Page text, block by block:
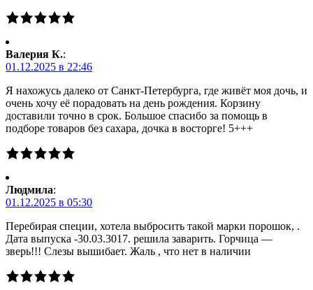
Валерия К.:
01.12.2025 в 22:46
Я нахожусь далеко от Санкт-Петербурга, где живёт моя дочь, и
очень хочу её порадовать на день рождения. Корзину
доставили точно в срок. Большое спасибо за помощь в
подборе товаров без сахара, дочка в восторге! 5+++
Людмила:
01.12.2025 в 05:30
Перебирая специи, хотела выбросить такой марки порошок, .
Дата выпуска -30.03.3017. решила заварить. Горчица —
зверь!!! Слезы вышибает. Жаль , что нет в наличии